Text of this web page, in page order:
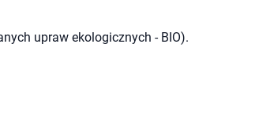
upraw ekologicznych - BIO).